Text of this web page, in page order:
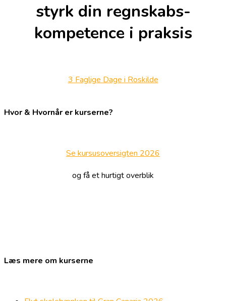
styrk din regnskabs-
kompetence i praksis
3 Faglige Dage i Roskilde
Hvor & Hvornår er kurserne?
Se kursusoversigten 2026
og få et hurtigt overblik
Læs mere om kurserne